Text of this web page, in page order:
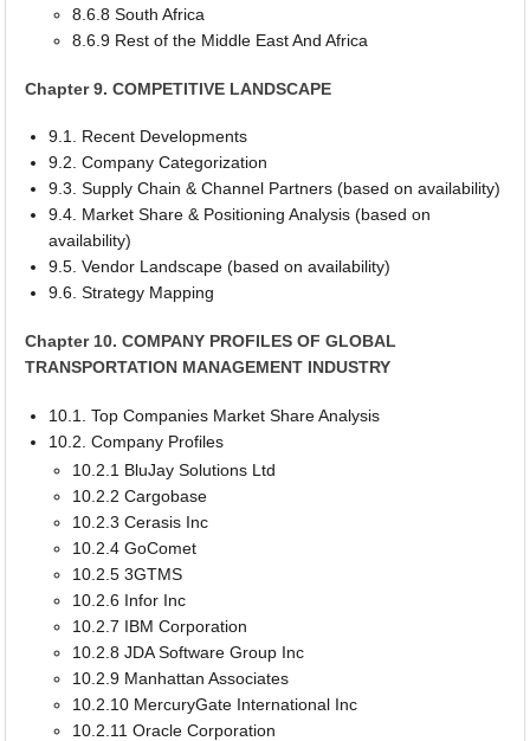
8.6.8 South Africa
8.6.9 Rest of the Middle East And Africa
Chapter 9. COMPETITIVE LANDSCAPE
9.1. Recent Developments
9.2. Company Categorization
9.3. Supply Chain & Channel Partners (based on availability)
9.4. Market Share & Positioning Analysis (based on
availability)
9.5. Vendor Landscape (based on availability)
9.6. Strategy Mapping
Chapter 10. COMPANY PROFILES OF GLOBAL
TRANSPORTATION MANAGEMENT INDUSTRY
10.1. Top Companies Market Share Analysis
10.2. Company Profiles
10.2.1 BluJay Solutions Ltd
10.2.2 Cargobase
10.2.3 Cerasis Inc
10.2.4 GoComet
10.2.5 3GTMS
10.2.6 Infor Inc
10.2.7 IBM Corporation
10.2.8 JDA Software Group Inc
10.2.9 Manhattan Associates
10.2.10 MercuryGate International Inc
10.2.11 Oracle Corporation